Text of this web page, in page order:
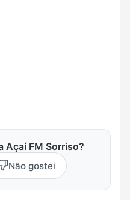
Açaí FM Sorriso?
Não gostei